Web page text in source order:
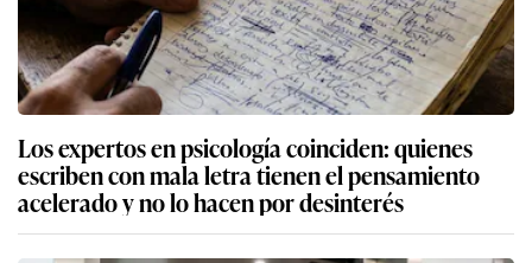
Los expertos en psicología coinciden: quienes
escriben con mala letra tienen el pensamiento
acelerado y no lo hacen por desinterés